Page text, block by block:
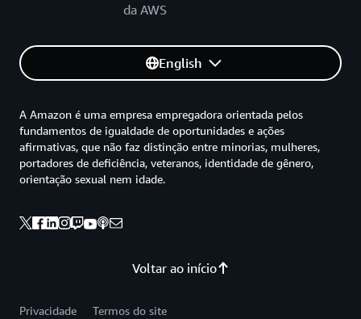
da AWS
English
Voltar ao início
A Amazon é uma empresa empregadora orientada pelos
fundamentos de igualdade de oportunidades e ações
afirmativas, que não faz distinção entre minorias, mulheres,
portadores de deficiência, veteranos, identidade de gênero,
orientação sexual nem idade.
Privacidade Termos do site